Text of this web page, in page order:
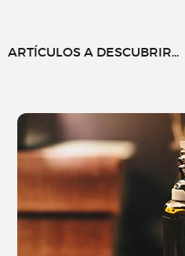
ARTÍCULOS A DESCUBRIR...